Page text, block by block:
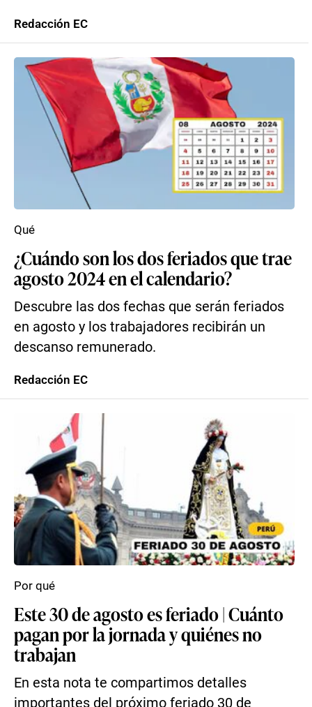
Redacción EC
¿Cuándo son los dos feriados que trae
agosto 2024 en el calendario?
Descubre las dos fechas que serán feriados
en agosto y los trabajadores recibirán un
descanso remunerado.
Qué
Redacción EC
Este 30 de agosto es feriado | Cuánto
pagan por la jornada y quiénes no
trabajan
En esta nota te compartimos detalles
importantes del próximo feriado 30 de
Por qué